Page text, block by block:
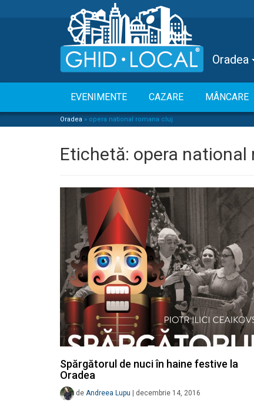
Oradea
EVENIMENTE CAZARE MÂNCARE
Oradea » opera national romana cluj
Etichetă: opera national
Spărgătorul de nuci în haine festive la
Oradea
de Andreea Lupu decembrie 14, 2016